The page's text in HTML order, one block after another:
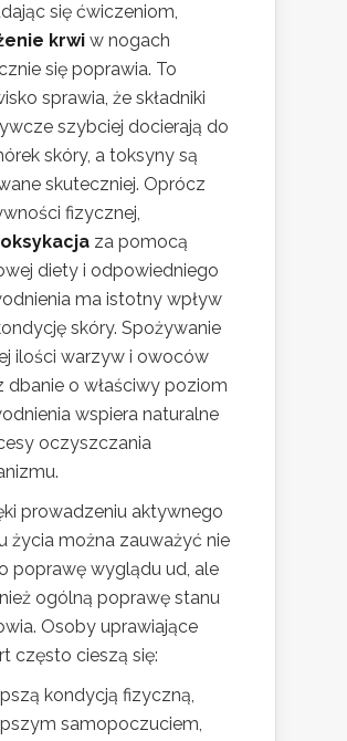
się ćwiczeniom,
krwi w nogach
się poprawia. To
sprawia, że składniki
szybciej docierają do
skóry, a toksyny są
skuteczniej. Oprócz
fizycznej,
za pomocą
diety i odpowiedniego
ma istotny wpływ
skóry. Spożywanie
ilości warzyw i owoców
dbanie o właściwy poziom
wspiera naturalne
oczyszczania
prowadzeniu aktywnego
życia można zauważyć nie
poprawę wyglądu ud, ale
ogólną poprawę stanu
Osoby uprawiające
często cieszą się:
kondycją fizyczną,
samopoczuciem,